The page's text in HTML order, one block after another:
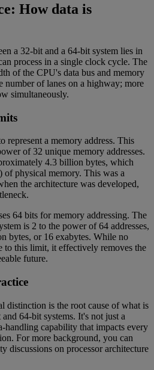
How data is
a 32-bit and a 64-bit system lies in
process in a single clock cycle. The
of the CPU's data bus and memory
number of lanes on a highway; more
simultaneously.
represent a memory address. This
of 32 unique memory addresses.
4.3 billion bytes, which
of physical memory. This was a
the architecture was developed,
64 bits for memory addressing. The
is 2 to the power of 64 addresses,
bytes, or 16 exabytes. While no
to this limit, it effectively removes the
future.
distinction is the root cause of what is
64-bit systems. It's not just a
handling capability that impacts every
For more background, you can
discussions on processor architecture